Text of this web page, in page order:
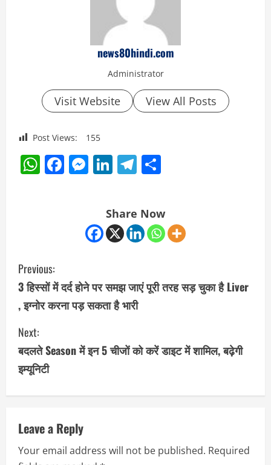
news80hindi.com
Administrator
Visit Website View All Posts
Post Views: 155
WhatsApp
Facebook
Messenger
LinkedIn
Telegram
Share Now
C
o
n
t
i
n
e
Previous:
3 हिस्सों में दर्द होने पर समझ जाएं पूरी तरह सड़ चुका है Liver
, इग्नोर करना पड़ सकता है भारी
Next:
बदलते Season में इन 5 चीजों को करें डाइट में शामिल, बढ़ेगी
इम्यूनिटी
Leave a Reply
Your email address will not be published. Required